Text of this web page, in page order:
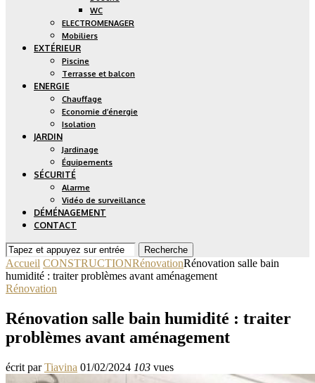
WC
ELECTROMENAGER
Mobiliers
EXTÉRIEUR
Piscine
Terrasse et balcon
ENERGIE
Chauffage
Economie d’énergie
Isolation
JARDIN
Jardinage
Équipements
SÉCURITÉ
Alarme
Vidéo de surveillance
DÉMÉNAGEMENT
CONTACT
Recherche
Accueil CONSTRUCTIONRénovationRénovation salle bain
humidité : traiter problèmes avant aménagement
Rénovation
Rénovation salle bain humidité : traiter
problèmes avant aménagement
écrit parTiavina 01/02/2024 103 vues